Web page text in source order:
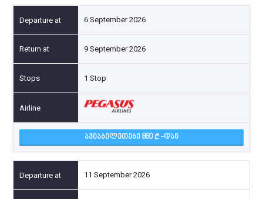
6 September 2026
9 September 2026
1 Stop
ᲐᲕᲘᲐᲑᲘᲚᲔᲗᲔᲑᲘ 860 -ᲓᲐᲜ
11 September 2026